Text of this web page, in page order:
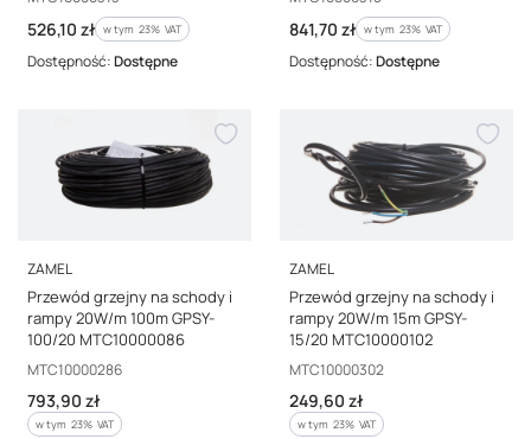
Cena brutto
526,10 zł w tym %s VAT
w tym 23% VAT
Dostępność:Dostępne
Cena brutto
841,70 zł w tym %s VAT
w tym 23% VAT
Dostępność:Dostępne
PRODUCENT
ZAMEL
Przewód grzejny na schody i
rampy 20W/m 100m GPSY-
100/20 MTC10000086
Kod producenta
MTC10000286
Cena brutto
793,90 zł
w tym %s VAT
w tym 23% VAT
PRODUCENT
ZAMEL
Przewód grzejny na schody i
rampy 20W/m 15m GPSY-
15/20 MTC10000102
Kod producenta
MTC10000302
Cena brutto
249,60 zł
w tym %s VAT
w tym 23% VAT